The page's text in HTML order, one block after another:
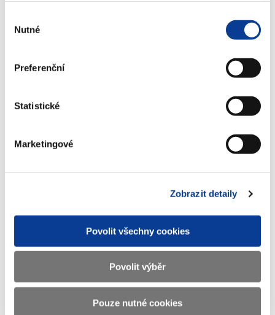
souhlasu
Nutné
Preferenční
Statistické
Marketingové
Zobrazit detaily
Povolit všechny cookies
Povolit výběr
Pouze nutné cookies
Stáhnout vybrané (
Stáhnout vše
Ministerstvo financí ČR